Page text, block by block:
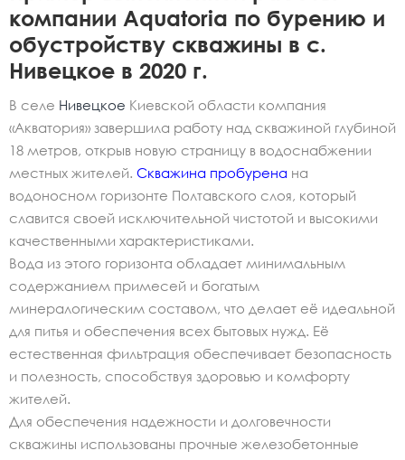
компании Aquatoria по бурению и
обустройству скважины в с.
Нивецкое в 2020 г.
В селе Нивецкое Киевской области компания
«Акватория» завершила работу над скважиной глубиной
18 метров, открыв новую страницу в водоснабжении
местных жителей. Скважина пробурена на
водоносном горизонте Полтавского слоя, который
славится своей исключительной чистотой и высокими
качественными характеристиками.
Вода из этого горизонта обладает минимальным
содержанием примесей и богатым
минералогическим составом, что делает её идеальной
для питья и обеспечения всех бытовых нужд. Её
естественная фильтрация обеспечивает безопасность
и полезность, способствуя здоровью и комфорту
жителей.
Для обеспечения надежности и долговечности
скважины использованы прочные железобетонные